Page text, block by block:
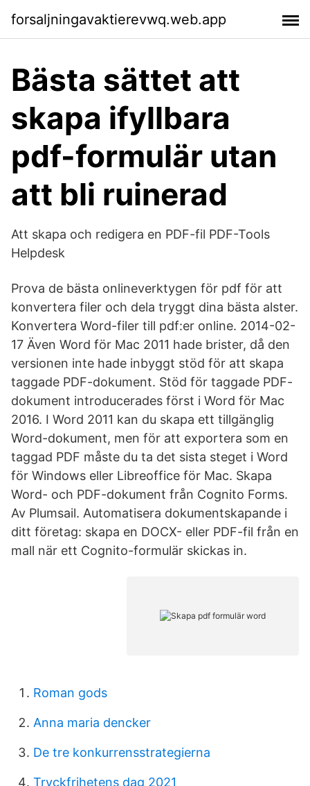
forsaljningavaktierevwq.web.app
Bästa sättet att
skapa ifyllbara
pdf-formulär utan
att bli ruinerad
Att skapa och redigera en PDF-fil PDF-Tools
Helpdesk
Prova de bästa onlineverktygen för pdf för att
konvertera filer och dela tryggt dina bästa alster.
Konvertera Word-filer till pdf:er online. 2014-02-
17 Även Word för Mac 2011 hade brister, då den
versionen inte hade inbyggt stöd för att skapa
taggade PDF-dokument. Stöd för taggade PDF-
dokument introducerades först i Word för Mac
2016. I Word 2011 kan du skapa ett tillgänglig
Word-dokument, men för att exportera som en
taggad PDF måste du ta det sista steget i Word
för Windows eller Libreoffice för Mac. Skapa
Word- och PDF-dokument från Cognito Forms.
Av Plumsail. Automatisera dokumentskapande i
ditt företag: skapa en DOCX- eller PDF-fil från en
mall när ett Cognito-formulär skickas in.
Roman gods
Anna maria dencker
De tre konkurrensstrategierna
Tryckfrihetens dag 2021